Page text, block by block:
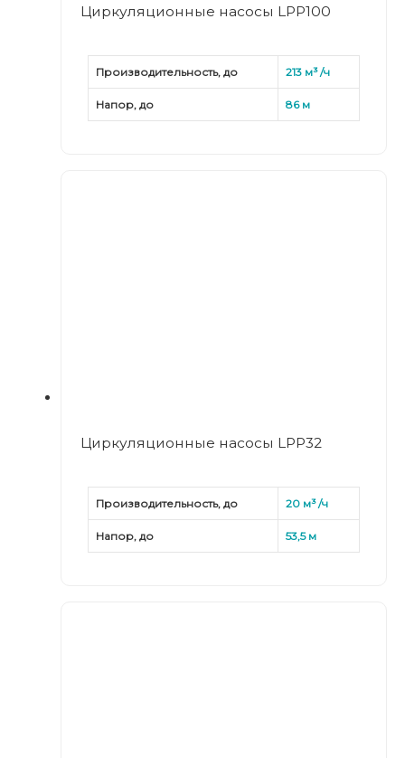
Циркуляционные насосы LPP100
Производительность, до 213 м³ /ч
Напор, до 86 м
Циркуляционные насосы LPP32
Производительность, до 20 м³ /ч
Напор, до 53,5 м